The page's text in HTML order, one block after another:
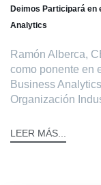
Deimos Participará en
Analytics
Ramón Alberca,
como ponente en
Business
Organización
LEER MÁS...